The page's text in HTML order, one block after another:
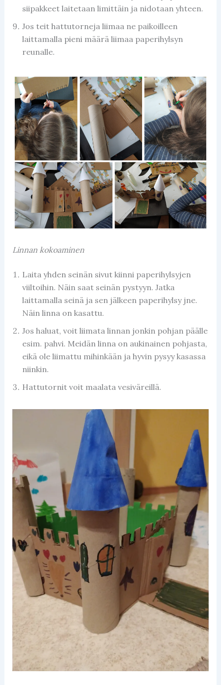
siipakkeet laitetaan limittäin ja nidotaan yhteen.
Jos teit hattutorneja liimaa ne paikoilleen
laittamalla pieni määrä liimaa paperihylsyn
reunalle.
Linnan kokoaminen
Laita yhden seinän sivut kiinni paperihylsyjen
viiltoihin. Näin saat seinän pystyyn. Jatka
laittamalla seinä ja sen jälkeen paperihylsy jne.
Näin linna on kasattu.
Jos haluat, voit liimata linnan jonkin pohjan päälle
esim. pahvi. Meidän linna on aukinainen pohjasta,
eikä ole liimattu mihinkään ja hyvin pysyy kasassa
niinkin.
Hattutornit voit maalata vesiväreillä.